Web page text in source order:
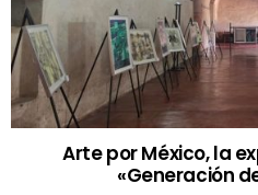
Arte por México, la
«Generación